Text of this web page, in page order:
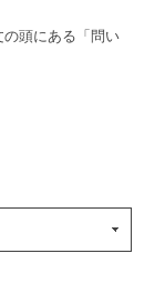
頭にある「問い